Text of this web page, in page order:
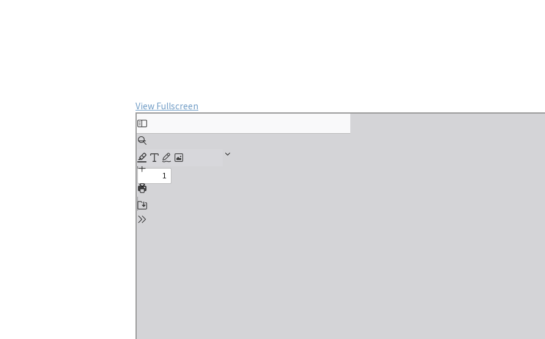
View Fullscreen
Skip
to
PDF
content